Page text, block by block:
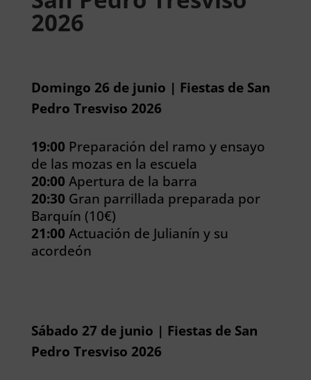
2026
Domingo 26 de junio | Fiestas de San
Pedro Tresviso 2026
19:00 Preparación del ramo y ensayo
de las mozas en la escuela
20:00 Apertura de la barra
20:30 Gran parrillada preparada por
Barquín (10€)
21:00 Actuación de Julianín y su
acordeón
Sábado 27 de junio | Fiestas de San
Pedro Tresviso 2026